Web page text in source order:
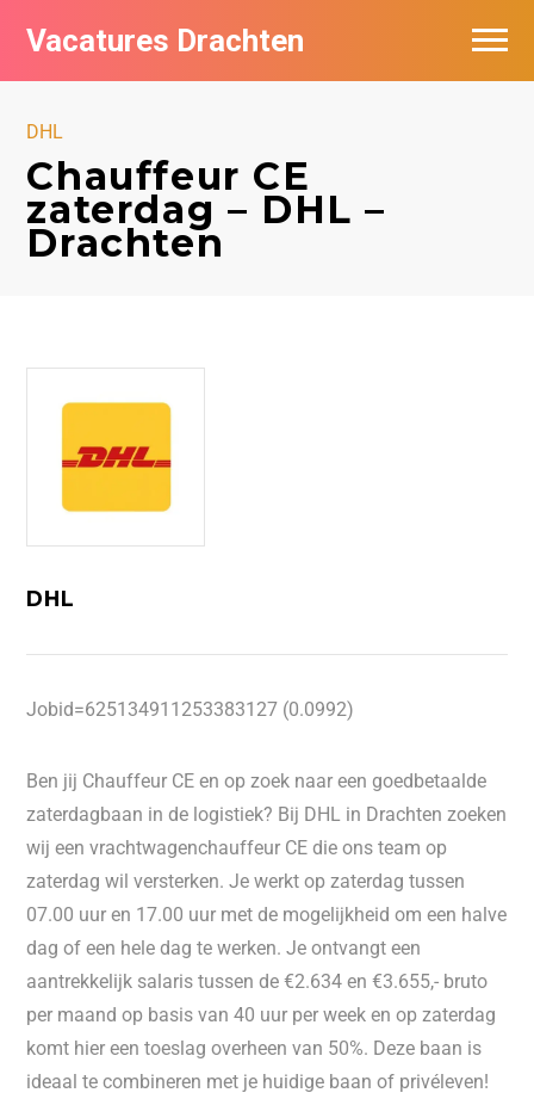
Vacatures Drachten
DHL
Chauffeur CE
zaterdag – DHL –
Drachten
DHL
Jobid=625134911253383127 (0.0992)
Ben jij Chauffeur CE en op zoek naar een goedbetaalde
zaterdagbaan in de logistiek? Bij DHL in Drachten zoeken
wij een vrachtwagenchauffeur CE die ons team op
zaterdag wil versterken. Je werkt op zaterdag tussen
07.00 uur en 17.00 uur met de mogelijkheid om een halve
dag of een hele dag te werken. Je ontvangt een
aantrekkelijk salaris tussen de €2.634 en €3.655,- bruto
per maand op basis van 40 uur per week en op zaterdag
komt hier een toeslag overheen van 50%. Deze baan is
ideaal te combineren met je huidige baan of privéleven!
Vacatures per bedrijf in Drachten
Nieuwsbrief feed